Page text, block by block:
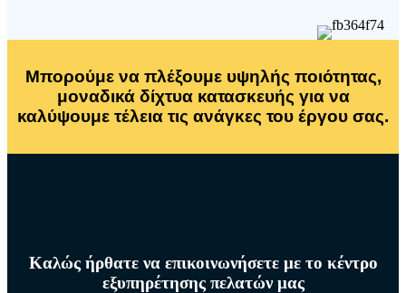
Μπορούμε να πλέξουμε υψηλής ποιότητας,
μοναδικά δίχτυα κατασκευής για να
καλύψουμε τέλεια τις ανάγκες του έργου σας.
Καλώς ήρθατε να επικοινωνήσετε με το κέντρο
εξυπηρέτησης πελατών μας